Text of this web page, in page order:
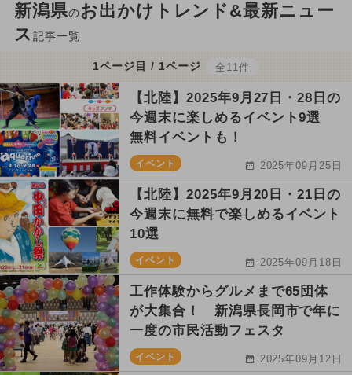
新潟県のお出かけトレンド&最新ニュー
ス 記事一覧
1ページ目 / 1ページ 全11件
【北陸】2025年9月27日・28日の
今週末に楽しめるイベント9選
無料イベントも！
イベント 2025年09月25日
【北陸】2025年9月20日・21日の
今週末に無料で楽しめるイベント
10選
イベント 2025年09月18日
工作体験からグルメまで65団体
が大集合！ 新潟県長岡市で年に
一度の市民活動フェスタ
イベント 2025年09月12日